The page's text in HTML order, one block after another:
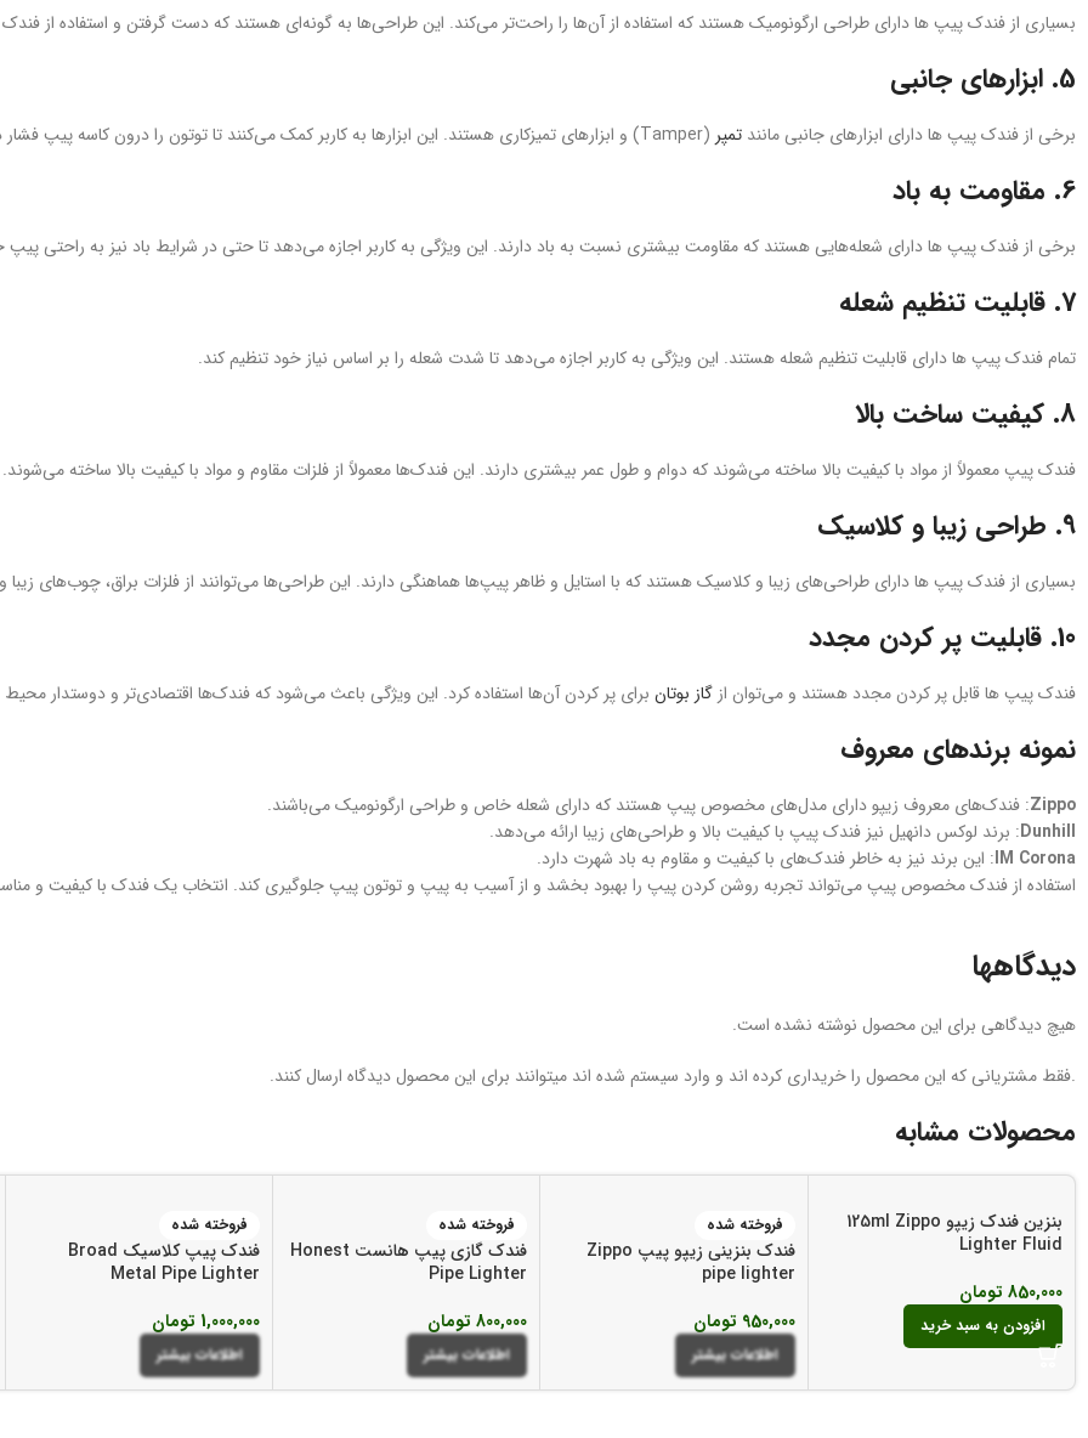
بسیاری از فندک‌ پیپ ها دارای طراحی ارگونومیک هستند که استفاده از آن‌ها را راحت‌تر می‌کند. این طراحی‌ها به گونه‌ای هستند که دست گرفتن و استفاده از
5. ابزارهای جانبی
برخی از فندک‌ پیپ ها دارای ابزارهای جانبی مانند تمپر (Tamper) و ابزارهای تمیزکاری هستند. این ابزارها به کاربر کمک می‌کنند تا توتون را درون کاسه پیپ فشار دهند و پیپ را تمیز نگه دارند.
6. مقاومت به باد
برخی از فندک‌ پیپ ها دارای شعله‌هایی هستند که مقاومت بیشتری نسبت به باد دارند. این ویژگی به کاربر اجازه می‌دهد تا حتی در شرایط باد نیز به راحتی پیپ
7. قابلیت تنظیم شعله
تمام فندک‌ پیپ ها دارای قابلیت تنظیم شعله هستند. این ویژگی به کاربر اجازه می‌دهد تا شدت شعله را بر اساس نیاز خود تنظیم کند.
8. کیفیت ساخت بالا
فندک‌ پیپ معمولاً از مواد با کیفیت بالا ساخته می‌شوند که دوام و طول عمر بیشتری دارند. این فندک‌ها معمولاً از فلزات مقاوم و مواد با کیفیت بالا ساخته می‌شوند.
9. طراحی زیبا و کلاسیک
بسیاری از فندک‌ پیپ ها دارای طراحی‌های زیبا و کلاسیک هستند که با استایل و ظاهر پیپ‌ها هماهنگی دارند. این طراحی‌ها می‌توانند از فلزات براق، چوب‌های
10. قابلیت پر کردن مجدد
فندک‌ پیپ ها قابل پر کردن مجدد هستند و می‌توان از گاز بوتان برای پر کردن آن‌ها استفاده کرد. این ویژگی باعث می‌شود که فندک‌ها اقتصادی‌تر و دوستدار
نمونه برندهای معروف
Zippo: فندک‌های معروف زیپو دارای مدل‌های مخصوص پیپ هستند که دارای شعله خاص و طراحی ارگونومیک می‌باشند.
Dunhill: برند لوکس دانهیل نیز فندک‌ پیپ با کیفیت بالا و طراحی‌های زیبا ارائه می‌دهد.
IM Corona: این برند نیز به خاطر فندک‌های با کیفیت و مقاوم به باد شهرت دارد.
استفاده از فندک مخصوص پیپ می‌تواند تجربه روشن کردن پیپ را بهبود بخشد و از آسیب به پیپ و توتون پیپ جلوگیری کند. انتخاب یک فندک با کیفیت و
دیدگاهها
هیچ دیدگاهی برای این محصول نوشته نشده است.
.فقط مشتریانی که این محصول را خریداری کرده اند و وارد سیستم شده اند میتوانند برای این محصول دیدگاه ارسال کنند.
محصولات مشابه
بنزین فندک زیپو 125ml Zippo
Lighter Fluid
850,000 تومان
افزودن به سبد خرید
فروخته شده
فندک بنزینی زیپو پیپ Zippo
pipe lighter
950,000 تومان
اطلاعات بیشتر
فروخته شده
فندک گازی پیپ هانست Honest
Pipe Lighter
800,000 تومان
اطلاعات بیشتر
فروخته شده
فندک پیپ کلاسیک Broad
Metal Pipe Lighter
1,000,000 تومان
اطلاعات بیشتر